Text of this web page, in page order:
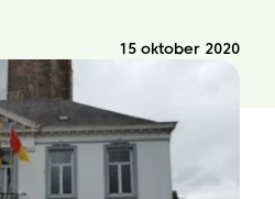
15 oktober 2020